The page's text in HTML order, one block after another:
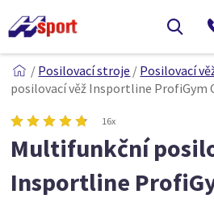
/ Posilovací stroje / Posilovací
posilovací věž Insportline ProfiGym
16x
Multifunkční
Insportline